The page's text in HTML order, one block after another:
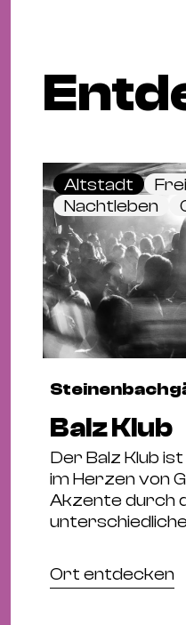
Altstadt
Nachtleben
Balz Klub
Der Balz Klub
im Herzen von
Akzente durch
Ort entdecken